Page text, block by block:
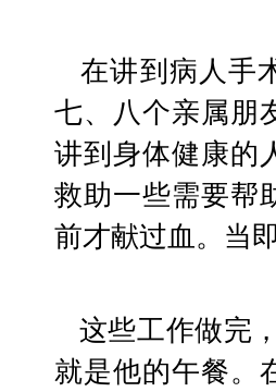
   在讲到病人手术中需要输血时，白树堂观察到病人的
七、八个亲属朋
讲到身体健康的
救助一些需要帮
前才献过血。当
就是他的午餐。